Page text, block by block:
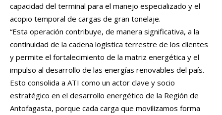
capacidad del terminal para el manejo especializado y el
acopio temporal de cargas de gran tonelaje.
“Esta operación contribuye, de manera significativa, a la
continuidad de la cadena logística terrestre de los clientes
y permite el fortalecimiento de la matriz energética y el
impulso al desarrollo de las energías renovables del país.
Esto consolida a ATI como un actor clave y socio
estratégico en el desarrollo energético de la Región de
Antofagasta, porque cada carga que movilizamos forma